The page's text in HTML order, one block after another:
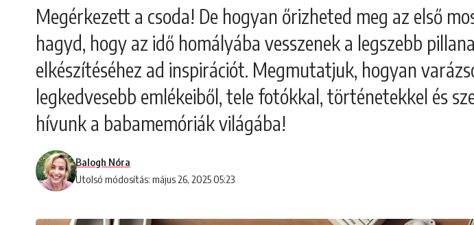
Megérkezett a csoda! De hogyan őrizheted meg az első
hagyd, hogy az idő homályába vesszenek a legszebb
elkészítéséhez ad inspirációt. Megmutatjuk, hogyan
legkedvesebb emlékeiből, tele fotókkal, történetekkel és
hívunk a babamemóriák világába!
Utolsó módosítás: május 26, 2025 05:23
Balogh Nóra